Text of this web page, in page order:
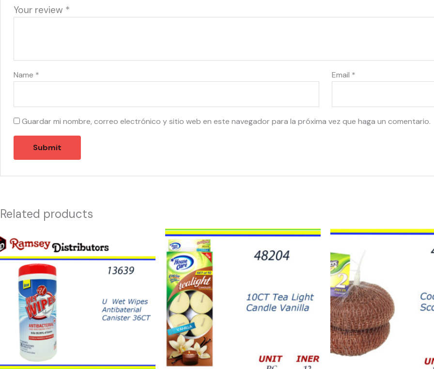
Your review *
Name * Email *
Guardar mi nombre, correo electrónico y sitio web en este navegador para la próxima vez que haga un comentario.
Related products
13639
-
82885
Wipes
Antibaterial
Canister
quantity
48204
TEA
LIGHT
VAINILLA(10)
quantity
48120
SPONGA
COOPER
(2)
quantity